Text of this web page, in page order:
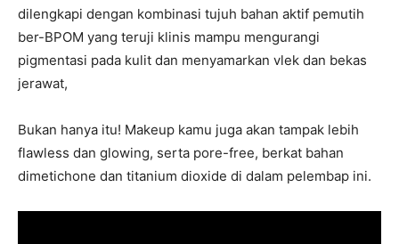
dilengkapi dengan kombinasi tujuh bahan aktif pemutih
ber-BPOM yang teruji klinis mampu mengurangi
pigmentasi pada kulit dan menyamarkan vlek dan bekas
jerawat,
Bukan hanya itu! Makeup kamu juga akan tampak lebih
flawless dan glowing, serta pore-free, berkat bahan
dimetichone dan titanium dioxide di dalam pelembap ini.